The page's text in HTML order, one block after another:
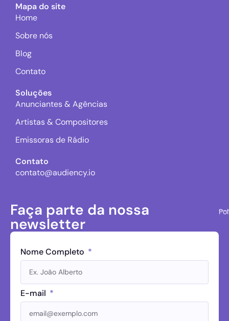
Mapa do site
Home
Sobre nós
Blog
Contato
Soluções
Anunciantes & Agências
Artistas & Compositores
Emissoras de Rádio
Contato
contato@audiency.io
Faça parte da nossa
newsletter
Nome Completo
E-mail